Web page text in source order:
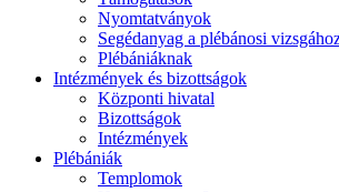
Nyomtatványok
Segédanyag a plébánosi
Plébániáknak
Intézmények és bizottságok
Központi hivatal
Bizottságok
Intézmények
Plébániák
Templomok